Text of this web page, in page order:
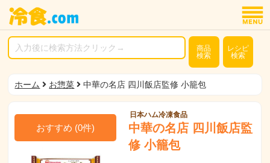
商品
検索
レシピ
検索
ホーム お惣菜 中華の名店 四川飯店監修 小籠包
おすすめ (0件)
日本ハム冷凍食品
中華の名店 四川飯店監
修 小籠包